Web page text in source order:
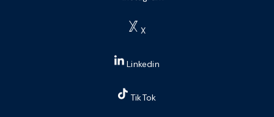
X
Linkedin
TikTok